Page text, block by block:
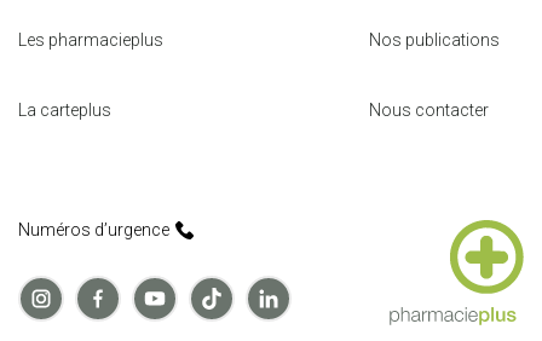
Les pharmacieplus
La carteplus
Nos publications
Nous contacter
Numéros d’urgence